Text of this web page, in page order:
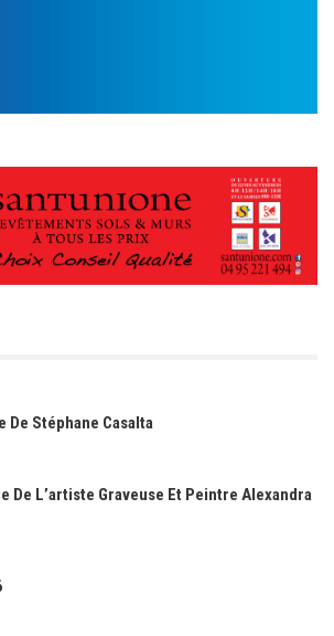
De Stéphane Casalta
De L’artiste Graveuse Et Peintre Alexandra